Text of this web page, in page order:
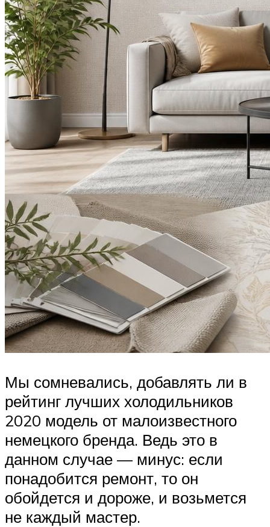
Мы сомневались, добавлять ли в
рейтинг лучших холодильников
2020 модель от малоизвестного
немецкого бренда. Ведь это в
данном случае — минус: если
понадобится ремонт, то он
обойдется и дороже, и возьмется
не каждый мастер.